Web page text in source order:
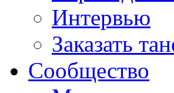
Интервью
Заказать
Сообщество